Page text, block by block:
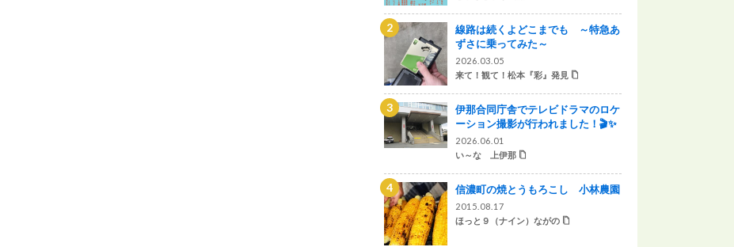
線路は続くよどこまでも ～特急あ
ずさに乗ってみた～
2026.03.05
来て！観て！松本『彩』発見
伊那合同庁舎でテレビドラマのロケ
ーション撮影が行われました！🎬✨
2026.06.01
い～な 上伊那
信濃町の焼とうもろこし 小林農園
2015.08.17
ほっと９（ナイン）ながの